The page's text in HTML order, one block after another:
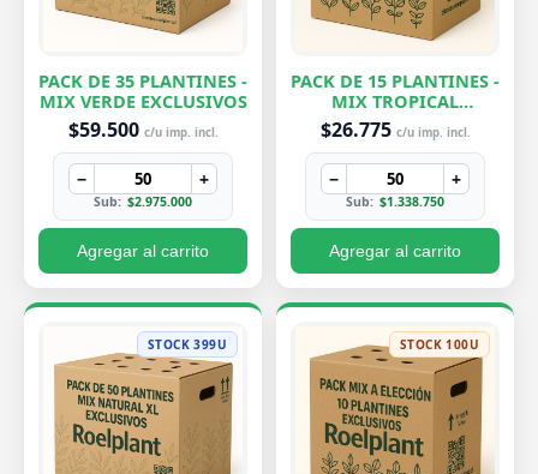
PACK DE 35 PLANTINES -
MIX VERDE EXCLUSIVOS
$59.500 c/u imp. incl.
− +
Sub: $2.975.000
Agregar al carrito
PACK DE 15 PLANTINES -
MIX TROPICAL
EXCLUSIVOS
$26.775 c/u imp. incl.
− +
Sub: $1.338.750
Agregar al carrito
STOCK 399U STOCK 100U